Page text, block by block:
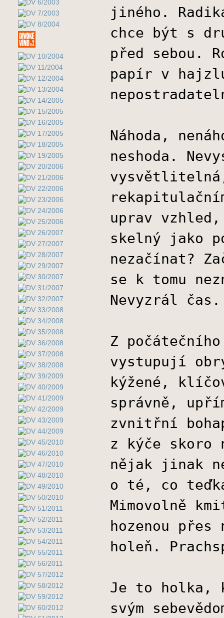
jiného.
chce být s
před sebou.
papír v
Náhoda,
neshoda.
uprav
skelný jako
nezačínat?
se k tomu
Nevyzrál čas.
Z
vystupují
kýžené,
správně,
zvnitřní
z kýče
nějak jinak
o té, co
Mimovolně
hozenou
holeň.
Je to holka,
svým